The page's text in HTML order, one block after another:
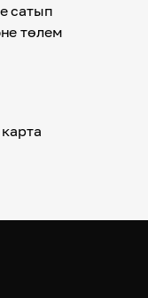
сатып
төлем